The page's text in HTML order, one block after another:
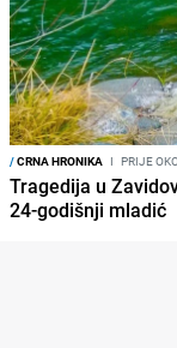
/CRNA HRONIKA I PRIJE
Tragedija u
24-godišnji mladić